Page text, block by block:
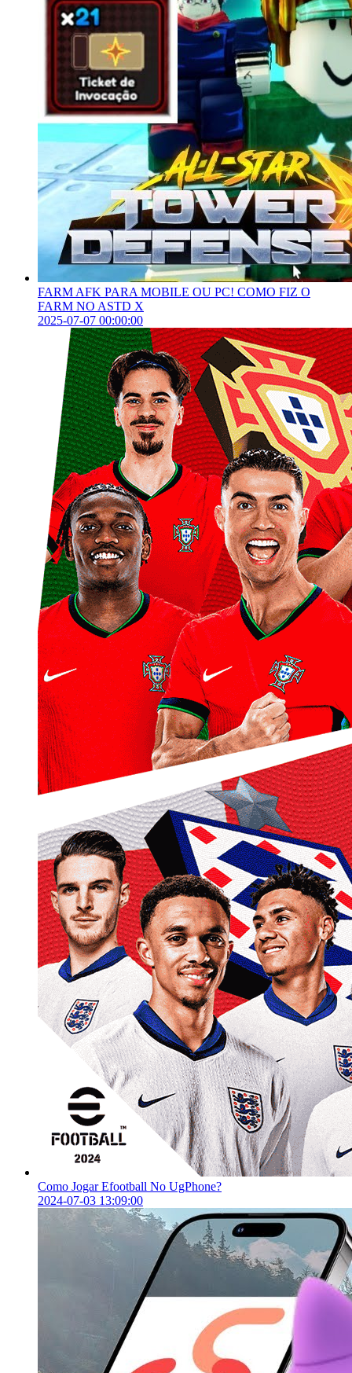
FARM AFK PARA MOBILE OU PC! COMO FIZ O
FARM NO ASTD X
2025-07-07 00:00:00
Como Jogar Efootball No UgPhone?
2024-07-03 13:09:00